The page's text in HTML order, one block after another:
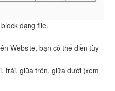
dạng file.
Website, bạn có thể điền tùy
trái, giữa trên, giữa dưới (xem